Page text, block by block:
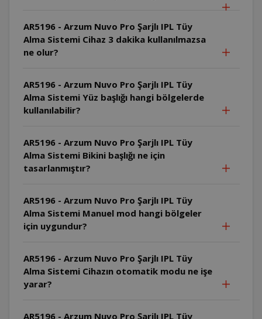
AR5196 - Arzum Nuvo Pro Şarjlı IPL Tüy
Alma Sistemi Cihaz 3 dakika kullanılmazsa
ne olur?
AR5196 - Arzum Nuvo Pro Şarjlı IPL Tüy
Alma Sistemi Yüz başlığı hangi bölgelerde
kullanılabilir?
AR5196 - Arzum Nuvo Pro Şarjlı IPL Tüy
Alma Sistemi Bikini başlığı ne için
tasarlanmıştır?
AR5196 - Arzum Nuvo Pro Şarjlı IPL Tüy
Alma Sistemi Manuel mod hangi bölgeler
için uygundur?
AR5196 - Arzum Nuvo Pro Şarjlı IPL Tüy
Alma Sistemi Cihazın otomatik modu ne işe
yarar?
AR5196 - Arzum Nuvo Pro Şarjlı IPL Tüy